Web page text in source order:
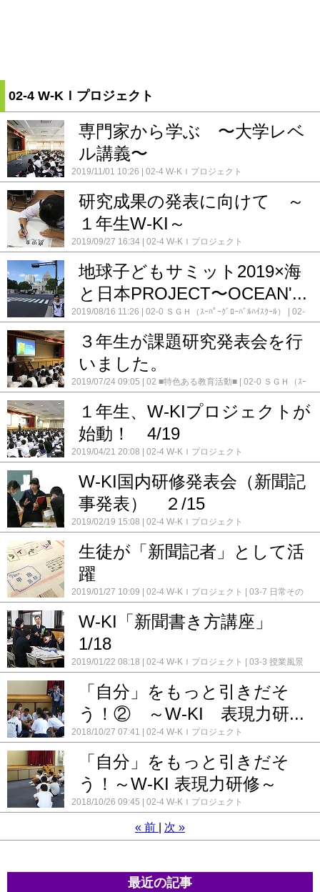
02-4 W-KＩプロジェクト
専門家から学ぶ 〜大学レベ
ル講義〜
2019/11/01 10:26 02-4 W-KＩプロジェクト
研究成果の発表に向けて ～
１年生W-KI～
2019/09/27 16:34 02-4 W-KＩプロジェクト
地球子どもサミット2019×海
と日本PROJECT〜OCEAN'...
2019/08/16 11:26 02-0 ＳＧＨ（ｽｰﾊﾟｰｸﾞﾛｰﾊﾞﾙﾊｲｽｸｰﾙ）
02-
4 W-KＩプロジェクト
３年生が課題研究発表会を行
いました。
2019/07/24 09:05 02 ■特色ある教育活動■
02-0 ＳＧＨ（ｽｰ
ﾊﾟｰｸﾞﾛｰﾊﾞﾙﾊｲｽｸｰﾙ）
02-4 W-KＩプロジェクト
１年生、W-KIプロジェクトが
始動！ 4/19
2019/04/21 20:08 02-4 W-KＩプロジェクト
W-KI国内研修発表会（新聞記
事発表） ２/15
2019/02/19 15:08 02-4 W-KＩプロジェクト
生徒が「新聞記者」として活
躍
2019/01/27 10:09 02-4 W-KＩプロジェクト
03-7 日常その
他
W-KI「新聞書き方講座」
1/18
2019/01/22 08:18 02-4 W-KＩプロジェクト 03-3 授業風景
「自分」をもっと引きだそ
う！② ～W-KI 表現力研...
2018/10/27 07:41 02-4 W-KＩプロジェクト
「自分」をもっと引きだそ
う！～W-KI 表現力研修～
2018/10/26 09:45 02-4 W-KＩプロジェクト
« 前 次 »
最近の記事